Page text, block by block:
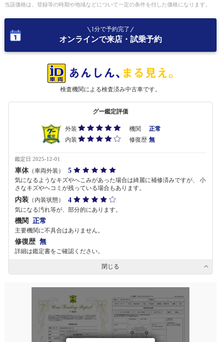
当該価格は、登録等の時期や地域などについて一定の条件を付した価格になります。
1分で予約完了
オンラインで来店・試乗予約
検査機関による検査済み中古車です。
グー鑑定評価
外装 機関
正常
内装
修復歴 無
鑑定日 2025-12-01
車体（車両外装） 5
気になるようなキズやへこみがあった場合は綺麗に補修済みですが、 小
さなキズやヘコミが残っている場合もあります。
内装 （内装状態） 4
気になる汚れ等が、部分的にあります。
機関 正常
主要機関に不具合はありません。
修復歴 無
詳細は鑑定書をご確認ください。
閉じる